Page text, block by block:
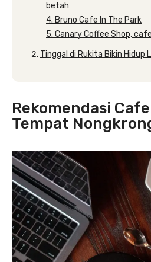
betah
4. Bruno Cafe In The Park
5. Canary Coffee Shop,
Tinggal di Rukita Bikin Hidup
Rekomendasi
Tempat